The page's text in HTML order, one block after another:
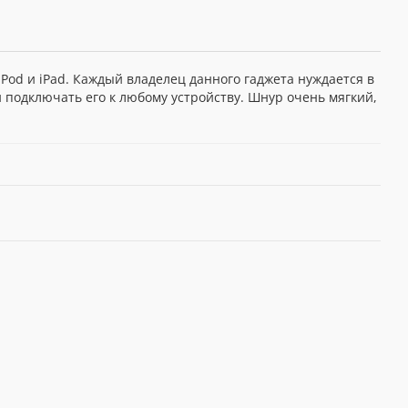
и iPad. Каждый владелец данного гаджета нуждается в
его к любому устройству. Шнур очень мягкий,